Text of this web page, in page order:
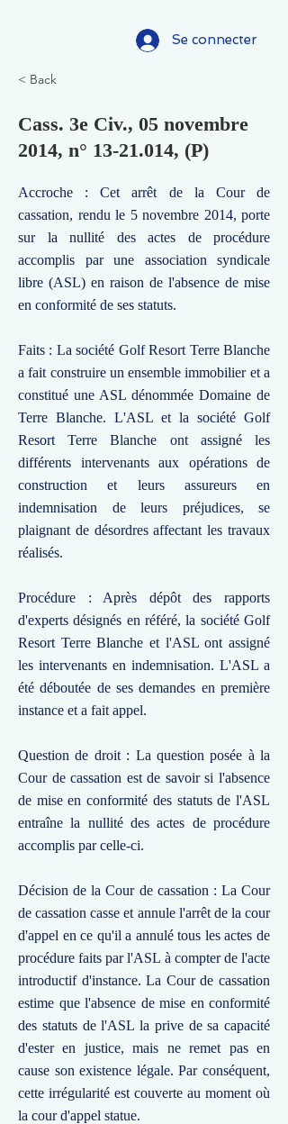
Se connecter
< Back
Cass. 3e Civ., 05 novembre
2014, n° 13-21.014, (P)
Accroche : Cet arrêt de la Cour de
cassation, rendu le 5 novembre 2014, porte
sur la nullité des actes de procédure
accomplis par une association syndicale
libre (ASL) en raison de l'absence de mise
en conformité de ses statuts.
Faits : La société Golf Resort Terre Blanche
a fait construire un ensemble immobilier et a
constitué une ASL dénommée Domaine de
Terre Blanche. L'ASL et la société Golf
Resort Terre Blanche ont assigné les
différents intervenants aux opérations de
construction et leurs assureurs en
indemnisation de leurs préjudices, se
plaignant de désordres affectant les travaux
réalisés.
Procédure : Après dépôt des rapports
d'experts désignés en référé, la société Golf
Resort Terre Blanche et l'ASL ont assigné
les intervenants en indemnisation. L'ASL a
été déboutée de ses demandes en première
instance et a fait appel.
Question de droit : La question posée à la
Cour de cassation est de savoir si l'absence
de mise en conformité des statuts de l'ASL
entraîne la nullité des actes de procédure
accomplis par celle-ci.
Décision de la Cour de cassation : La Cour
de cassation casse et annule l'arrêt de la cour
d'appel en ce qu'il a annulé tous les actes de
procédure faits par l'ASL à compter de l'acte
introductif d'instance. La Cour de cassation
estime que l'absence de mise en conformité
des statuts de l'ASL la prive de sa capacité
d'ester en justice, mais ne remet pas en
cause son existence légale. Par conséquent,
cette irrégularité est couverte au moment où
la cour d'appel statue.